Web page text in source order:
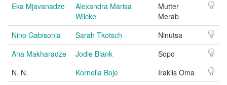
Eka Mjavanadze
Alexandra Marisa
Wilcke
Mutter
Merab
Nino Gabisonia
Sarah Tkotsch
Ninutsa
Ana Makharadze
Jodie Blank
Sopo
N. N.
Kornelia Boje
Iraklis Oma